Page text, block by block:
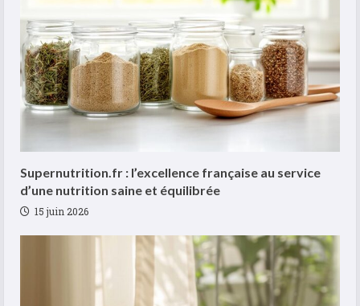
Supernutrition.fr : l’excellence française au service
d’une nutrition saine et équilibrée
15 juin 2026